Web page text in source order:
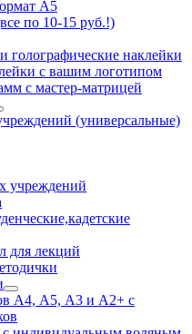
А5
по 10-15 руб.!)
голографические наклейки
с вашим логотипом
с мастер-матрицей
(универсальные)
учреждений
для лекций
А4, А5, А3 и А2+ с